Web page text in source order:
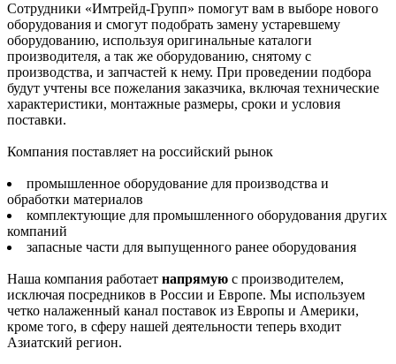
Сотрудники «Имтрейд-Групп» помогут вам в выборе нового
оборудования и смогут подобрать замену устаревшему
оборудованию, используя оригинальные каталоги
производителя, а так же оборудованию, снятому с
производства, и запчастей к нему. При проведении подбора
будут учтены все пожелания заказчика, включая технические
характеристики, монтажные размеры, сроки и условия
поставки.
Компания поставляет на российский рынок
промышленное оборудование для производства и
обработки материалов
комплектующие для промышленного оборудования других
компаний
запасные части для выпущенного ранее оборудования
Наша компания работает напрямую с производителем,
исключая посредников в России и Европе. Мы используем
четко налаженный канал поставок из Европы и Америки,
кроме того, в сферу нашей деятельности теперь входит
Азиатский регион.